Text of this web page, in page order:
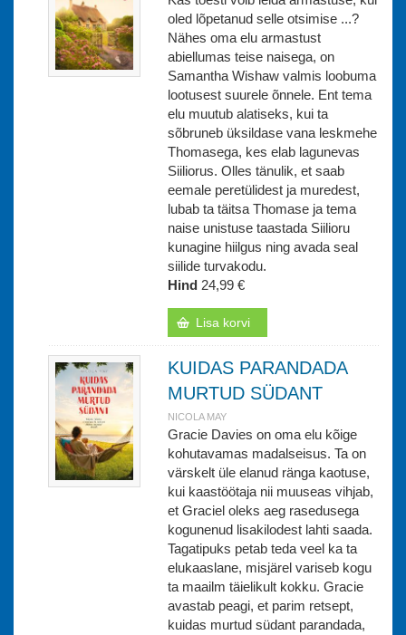
oled lõpetanud selle otsimise ...?
Nähes oma elu armastust
abiellumas teise naisega, on
Samantha Wishaw valmis loobuma
lootusest suurele õnnele. Ent tema
elu muutub alatiseks, kui ta
sõbruneb üksildase vana leskmehe
Thomasega, kes elab lagunevas
Siiliorus. Olles tänulik, et saab
eemale peretülidest ja muredest,
lubab ta täitsa Thomase ja tema
naise unistuse taastada Siilioru
kunagine hiilgus ning avada seal
siilide turvakodu.
Hind 24,99 €
Lisa korvi
KUIDAS PARANDADA
MURTUD SÜDANT
NICOLA MAY
Gracie Davies on oma elu kõige
kohutavamas madalseisus. Ta on
värskelt üle elanud ränga kaotuse,
kui kaastöötaja nii muuseas vihjab,
et Graciel oleks aeg rasedusega
kogunenud lisakilodest lahti saada.
Tagatipuks petab teda veel ka ta
elukaaslane, misjärel variseb kogu
ta maailm täielikult kokku. Gracie
avastab peagi, et parim retsept,
kuidas murtud südant parandada,